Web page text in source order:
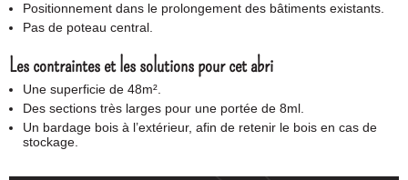
Positionnement dans le prolongement des bâtiments existants.
Pas de poteau central.
Les contraintes et les solutions pour cet abri
Une superficie de 48m².
Des sections très larges pour une portée de 8ml.
Un bardage bois à l’extérieur, afin de retenir le bois en cas de
stockage.